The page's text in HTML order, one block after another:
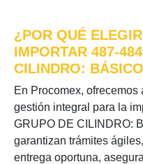
¿POR QUÉ
IMPORTAR 487-
CILINDRO:
En Procomex,
gestión integral para la
GRUPO DE CILINDRO:
garantizan trámites
entrega oportuna,